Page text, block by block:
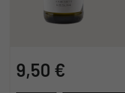
9,50 €